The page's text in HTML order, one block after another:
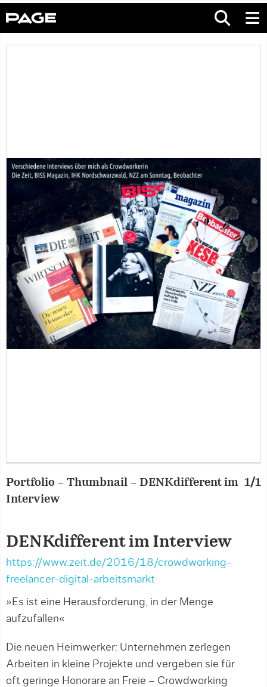
Portfolio – Thumbnail – DENKdifferent im
Interview
1/1
DENKdifferent im Interview
https://www.zeit.de/2016/18/crowdworking-
freelancer-digital-arbeitsmarkt
»Es ist eine Herausforderung, in der Menge
aufzufallen«
Die neuen Heimwerker: Unternehmen zerlegen
Arbeiten in kleine Projekte und vergeben sie für
oft geringe Honorare an Freie – Crowdworking